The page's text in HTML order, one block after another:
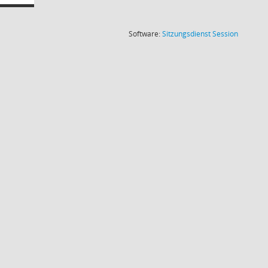
Software:SitzungsdienstSession(Wird in